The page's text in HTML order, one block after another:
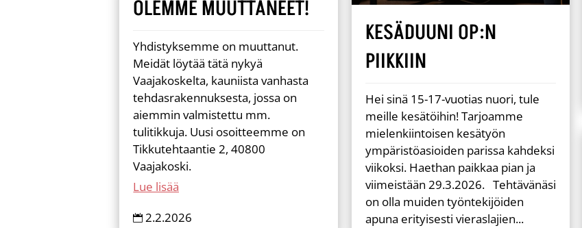
KESÄDUUNI OP:N
PIIKKIIN
Hei sinä 15-17-vuotias nuori, tule
meille kesätöihin! Tarjoamme
mielenkiintoisen kesätyön
ympäristöasioiden parissa kahdeksi
viikoksi. Haethan paikkaa pian ja
viimeistään 29.3.2026. Tehtävänäsi
on olla muiden työntekijöiden
apuna erityisesti vieraslajien...
OLEMME MUUTTANEET!
Yhdistyksemme on muuttanut.
Meidät löytää tätä nykyä
Vaajakoskelta, kauniista vanhasta
tehdasrakennuksesta, jossa on
aiemmin valmistettu mm.
tulitikkuja. Uusi osoitteemme on
Tikkutehtaantie 2, 40800
Vaajakoski.
Lue lisää
 2.2.2026